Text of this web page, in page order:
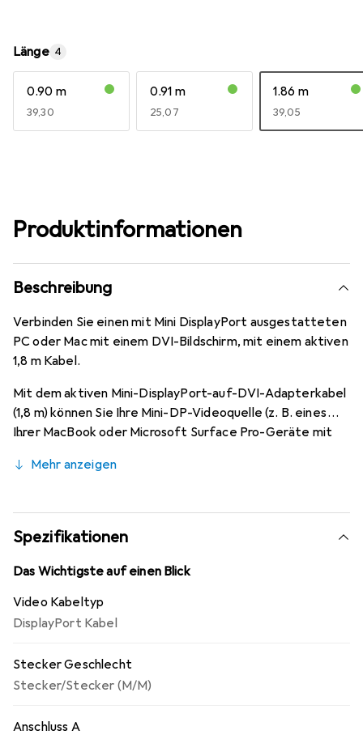
Länge 4
0.90 m
EUR
39,30
0.91 m
EUR
25,07
1.86 m
EUR
39,05
Produktinformationen
Beschreibung
Verbinden Sie einen mit Mini DisplayPort ausgestatteten
PC oder Mac mit einem DVI-Bildschirm, mit einem aktiven
1,8 m Kabel.
Mit dem aktiven Mini-DisplayPort-auf-DVI-Adapterkabel
(1,8 m) können Sie Ihre Mini-DP-Videoquelle (z. B. eines
Ihrer MacBook oder Microsoft Surface Pro-Geräte mit
anschliessen und sich die Kosten für zusätzliche Adapter
Mehr anzeigen
Spezifikationen
Das Wichtigste auf einen Blick
Video Kabeltyp
DisplayPort Kabel
Stecker Geschlecht
Stecker/Stecker (M/M)
Anschluss A